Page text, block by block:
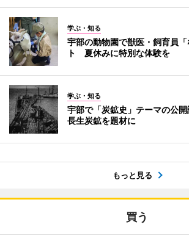
学ぶ・知る
宇部の動物園で獣医・飼育員
ト 夏休みに特別な体験を
学ぶ・知る
宇部で「炭鉱史」テーマの公
長生炭鉱を題材に
もっと見る
買う